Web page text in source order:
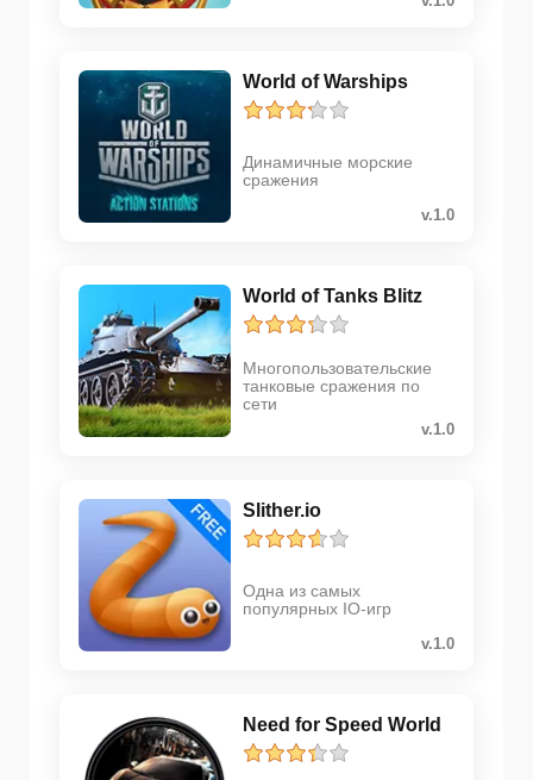
World of Warships
Динамичные морские
сражения
v.1.0
World of Tanks Blitz
Многопользовательские
танковые сражения по
сети
v.1.0
Slither.io
Одна из самых
популярных IO-игр
v.1.0
Need for Speed World